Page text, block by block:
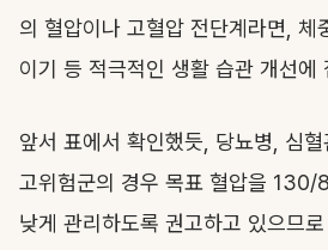
의 혈압이나 고혈압 전단계라면, 체
이기 등 적극적인 생활 습관 개선에
앞서 표에서 확인했듯, 당뇨병, 심
고위험군의 경우 목표 혈압을
낮게 관리하도록 권고하고 있으므